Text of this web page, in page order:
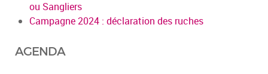
ou Sangliers
Campagne 2024 : déclaration des ruches
AGENDA